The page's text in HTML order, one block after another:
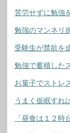
苦労せずに勉強
勉強のマンネリ
受験生が禁欲を
勉強で蓄積した
お菓子でストレ
うまく仮眠すれ
「昼食は１２時